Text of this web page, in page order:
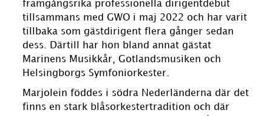
framgångsrika professionella dirigentdebut
tillsammans med GWO i maj 2022 och har varit
tillbaka som gästdirigent flera gånger sedan
dess. Därtill har hon bland annat gästat
Marinens Musikkår, Gotlandsmusiken och
Helsingborgs Symfoniorkester.
Marjolein föddes i södra Nederländerna där det
finns en stark blåsorkestertradition och där